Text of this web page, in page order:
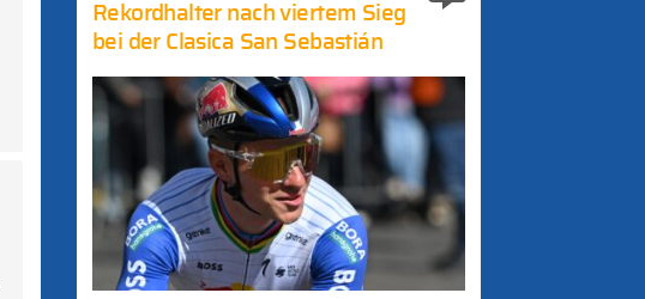
Rekordhalter nach viertem Sieg
bei der Clasica San Sebastián